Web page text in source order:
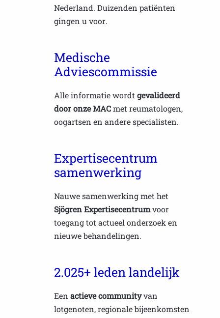
Nederland. Duizenden patiënten
gingen u voor.
Medische
Adviescommissie
Alle informatie wordt gevalideerd
door onze MACmet reumatologen,
oogartsen en andere specialisten.
Expertisecentrum
samenwerking
Nauwe samenwerking met het
Sjögren Expertisecentrumvoor
toegang tot actueel onderzoek en
nieuwe behandelingen.
2.025+ leden landelijk
Een actieve communityvan
lotgenoten, regionale bijeenkomsten